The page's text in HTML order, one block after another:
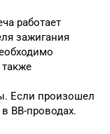
работает
зажигания
Если произошел
ВВ-проводах.